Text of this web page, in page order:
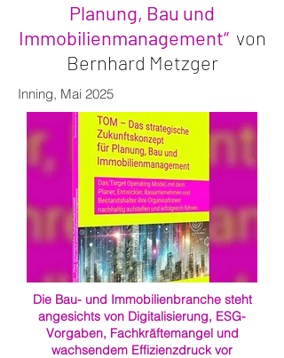
Planung, Bau und
Immobilienmanagement“ von
Bernhard Metzger
Inning, Mai 2025
Die Bau- und Immobilienbranche steht
angesichts von Digitalisierung, ESG-
Vorgaben, Fachkräftemangel und
wachsendem Effizienzdruck vor